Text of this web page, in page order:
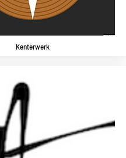
Kenterwerk